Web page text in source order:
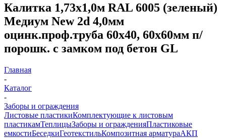
Калитка 1,73х1,0м RAL 6005 (зеленый)
Медиум New 2d 4,0мм
оцинк.проф.труба 60х40, 60х60мм п/
порошк. с замком под бетон GL
Главная
-
Каталог
-
Заборы и ограждения
Листовые пластикиКомплектующие к листовым
пластикамТеплицыЗаборы и огражденияПластиковые
емкостиБеседкиГеотекстильКомпозитная арматураАКП